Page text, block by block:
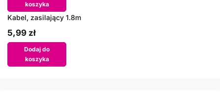
koszyka
Kabel, zasilający 1.8m
5,99 zł
Dodaj do
koszyka